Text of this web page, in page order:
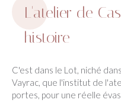
L'atelier de
histoire
C'est dans le Lot, niché
Vayrac, que l'institut de
portes, pour une réelle